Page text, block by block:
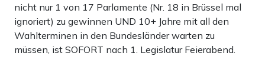
nicht nur 1 von 17 Parlamente (Nr. 18 in Brüssel mal
ignoriert) zu gewinnen UND 10+ Jahre mit all den
Wahlterminen in den Bundesländer warten zu
müssen, ist SOFORT nach 1. Legislatur Feierabend.